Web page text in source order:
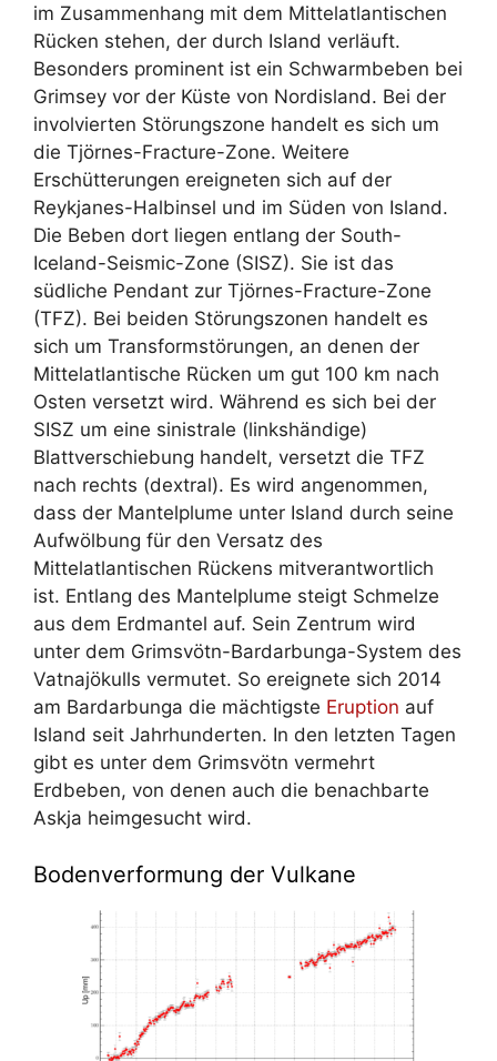
im Zusammenhang mit dem Mittelatlantischen
Rücken stehen, der durch Island verläuft.
Besonders prominent ist ein Schwarmbeben bei
Grimsey vor der Küste von Nordisland. Bei der
involvierten Störungszone handelt es sich um
die Tjörnes-Fracture-Zone. Weitere
Erschütterungen ereigneten sich auf der
Reykjanes-Halbinsel und im Süden von Island.
Die Beben dort liegen entlang der South-
Iceland-Seismic-Zone (SISZ). Sie ist das
südliche Pendant zur Tjörnes-Fracture-Zone
(TFZ). Bei beiden Störungszonen handelt es
sich um Transformstörungen, an denen der
Mittelatlantische Rücken um gut 100 km nach
Osten versetzt wird. Während es sich bei der
SISZ um eine sinistrale (linkshändige)
Blattverschiebung handelt, versetzt die TFZ
nach rechts (dextral). Es wird angenommen,
dass der Mantelplume unter Island durch seine
Aufwölbung für den Versatz des
Mittelatlantischen Rückens mitverantwortlich
ist. Entlang des Mantelplume steigt Schmelze
aus dem Erdmantel auf. Sein Zentrum wird
unter dem Grimsvötn-Bardarbunga-System des
Vatnajökulls vermutet. So ereignete sich 2014
am Bardarbunga die mächtigste Eruption auf
Island seit Jahrhunderten. In den letzten Tagen
gibt es unter dem Grimsvötn vermehrt
Erdbeben, von denen auch die benachbarte
Askja heimgesucht wird.
Bodenverformung der Vulkane